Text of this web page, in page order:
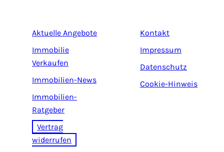
Aktuelle Angebote
Immobilie
Verkaufen
Immobilien-News
Immobilien-
Ratgeber
Vertrag
widerrufen
Kontakt
Impressum
Datenschutz
Cookie-Hinweis